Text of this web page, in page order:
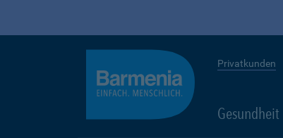
Privatkunden
Gesundheit